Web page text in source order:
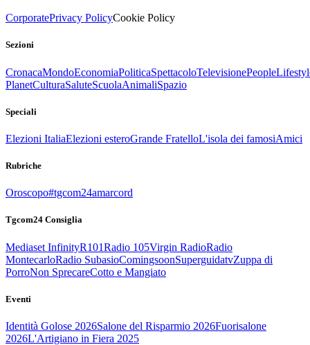
CorporatePrivacy PolicyCookie Policy
Sezioni
CronacaMondoEconomiaPoliticaSpettacoloTelevisionePeople
PlanetCulturaSaluteScuolaAnimaliSpazio
Speciali
Elezioni ItaliaElezioni esteroGrande FratelloL'isola dei famosiAmici
Rubriche
Oroscopo#tgcom24amarcord
Tgcom24 Consiglia
Mediaset InfinityR101Radio 105Virgin RadioRadio
MontecarloRadio SubasioComingsoonSuperguidatvZuppa di
PorroNon SprecareCotto e Mangiato
Eventi
Identità Golose 2026Salone del Risparmio 2026Fuorisalone
2026L'Artigiano in Fiera 2025